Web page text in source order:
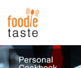
สูตรอาหาร